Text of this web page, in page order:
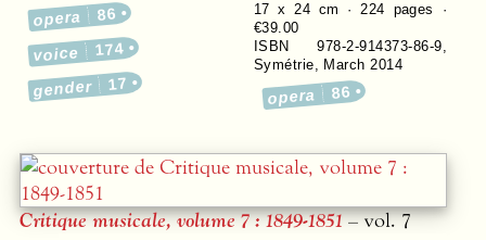
opera 86
voice 174
gender 17
17 x 24 cm · 224 pages ·
€39.00
ISBN 978-2-914373-86-9
Symétrie
March 2014
opera 86
Critique musicale, volume 7 : 1849-1851– vol. 7